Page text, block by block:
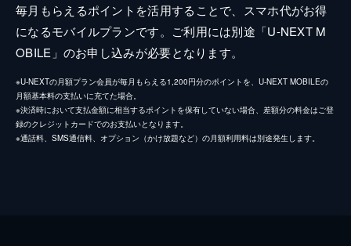
毎月もらえるポイントを活用することで、スマホ代がお得
になるモバイルプランです。ご利用には別途「U-NEXT M
OBILE」のお申し込みが必要となります。
※U-NEXTの月額プラン会員が毎月もらえる1,200円分のポイントを、U-NEXT MOBILEの
月額基本料の支払いに充てた場合。
※決済時において支払金額に相当するポイントを保有していない場合、差額分の料金はご登
録のクレジットカードでのお支払いとなります。
※通話料、SMS通信料、オプション（かけ放題など）の月額利用料は別途発生します。